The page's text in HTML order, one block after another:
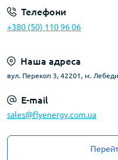
Телефони
+380 (50) 110 96 06
Наша адреса
вул. Перекоп 3, 42201, м.
E-mail
sales@flyenergy.com.ua